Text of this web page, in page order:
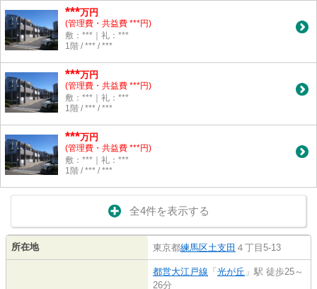
***万円
(管理費・共益費 ***円)
敷：***｜礼：***
1階 / *** / ***
***万円
(管理費・共益費 ***円)
敷：***｜礼：***
1階 / *** / ***
***万円
(管理費・共益費 ***円)
敷：***｜礼：***
1階 / *** / ***
全4件を表示する
所在地 東京都練馬区土支田 ４丁目5-13
都営大江戸線 「 光が丘 」駅 徒歩25～
26分